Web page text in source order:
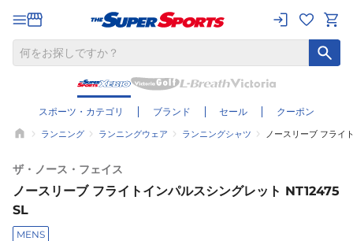
スポーツ・カテゴリ ブランド セール クーポン
ランニング ランニングウェア ランニングシャツ ノースリーブ フライ
ザ・ノース・フェイス
ノースリーブ フライトインパルスシングレット NT12475
SL
MENS